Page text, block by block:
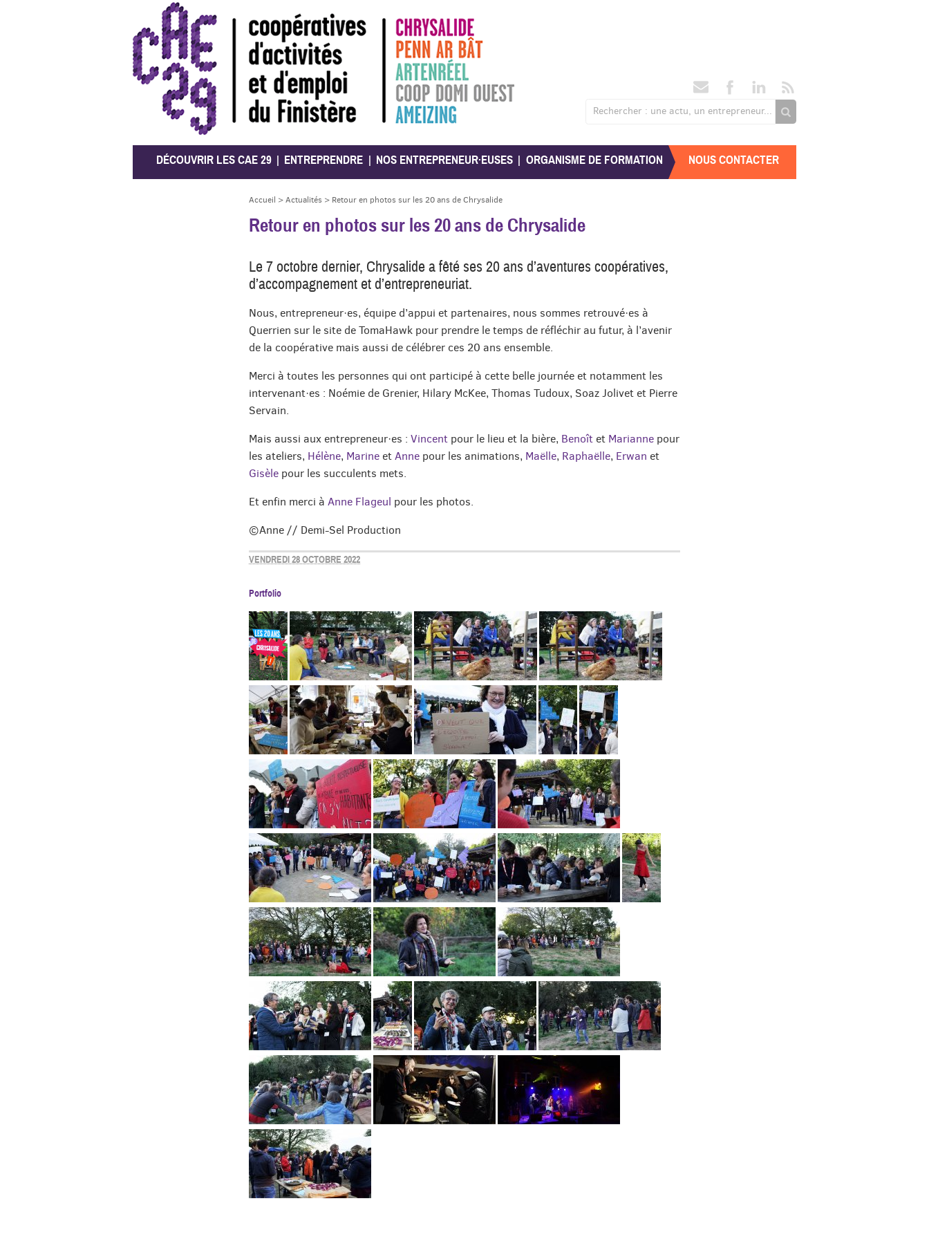
CAE 29
Rechercher : une actu, un entrepreneur...
DÉCOUVRIR LES CAE 29 ENTREPRENDRE NOS ENTREPRENEUR·EUSES ORGANISME DE FORMATION NOUS CONTACTER
Accueil > Actualités > Retour en photos sur les 20 ans de Chrysalide
Retour en photos sur les 20 ans de Chrysalide
Le 7 octobre dernier, Chrysalide a fêté ses 20 ans d’aventures coopératives,
d’accompagnement et d’entrepreneuriat.
Nous, entrepreneur·es, équipe d’appui et partenaires, nous sommes retrouvé·es à
Querrien sur le site de TomaHawk pour prendre le temps de réfléchir au futur, à l’avenir
de la coopérative mais aussi de célébrer ces 20 ans ensemble.
Merci à toutes les personnes qui ont participé à cette belle journée et notamment les
intervenant·es : Noémie de Grenier, Hilary McKee, Thomas Tudoux, Soaz Jolivet et Pierre
Servain.
Mais aussi aux entrepreneur·es : Vincent pour le lieu et la bière, Benoît et Marianne pour
les ateliers, Hélène, Marine et Anne pour les animations, Maëlle, Raphaëlle, Erwan et
Gisèle pour les succulents mets.
Et enfin merci à Anne Flageul pour les photos.
©Anne // Demi-Sel Production
VENDREDI 28 OCTOBRE 2022
Portfolio